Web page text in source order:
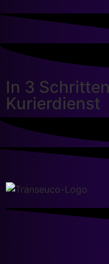
In 3
Kurierdienst